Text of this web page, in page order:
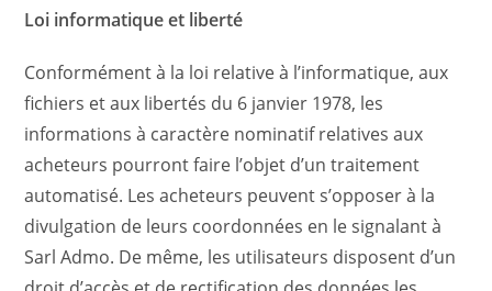
Loi informatique et liberté
Conformément à la loi relative à l’informatique, aux
fichiers et aux libertés du 6 janvier 1978, les
informations à caractère nominatif relatives aux
acheteurs pourront faire l’objet d’un traitement
automatisé. Les acheteurs peuvent s’opposer à la
divulgation de leurs coordonnées en le signalant à
Sarl Admo. De même, les utilisateurs disposent d’un